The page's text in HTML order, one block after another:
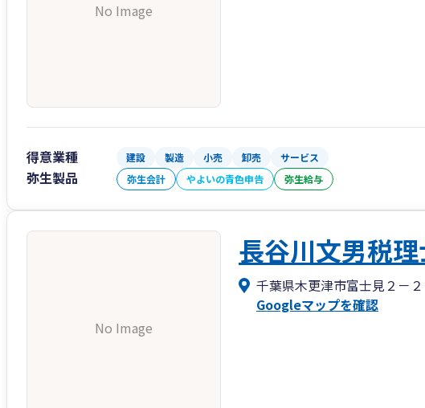
No Image
得意業種 建設 製造 小売 卸売 サービス
弥生製品 弥生会計 やよいの青色申告 弥生給与
No Image
長谷川文男税
千葉県木更津市富士見２－２
Googleマップを確認